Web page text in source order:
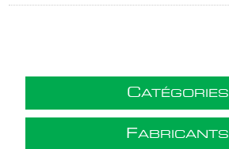
CATÉGORIES
FABRICANTS